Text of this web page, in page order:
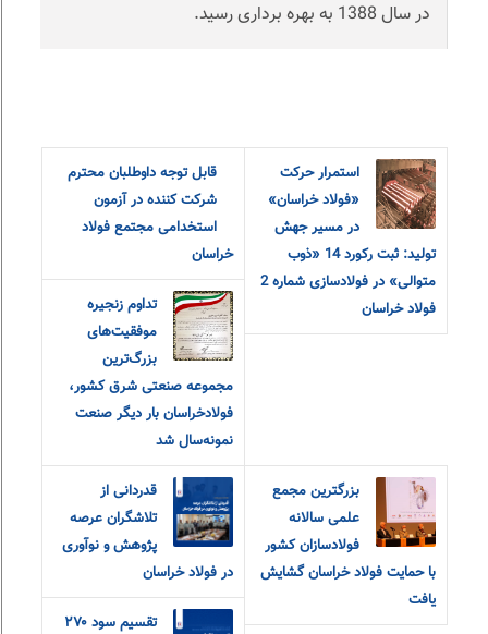
در سال 1388 به بهره برداری رسید.
استمرار حرکت
«فولاد خراسان»
در مسیر جهش
تولید: ثبت رکورد 14 «ذوب
متوالی» در فولادسازی شماره 2
فولاد خراسان
قابل توجه داوطلبان محترم
شرکت کننده در آزمون
استخدامی مجتمع فولاد
خراسان
تداوم زنجیره
موفقیت‌های
بزرگ‌ترین
مجموعه صنعتی شرق کشور،
فولادخراسان بار دیگر صنعت
نمونه‌سال شد
بزرگترین مجمع
علمی سالانه
فولادسازان کشور
با حمایت فولاد خراسان گشایش
یافت
قدردانی از
تلاشگران عرصه
پژوهش و نوآوری
در فولاد خراسان
تقسیم سود ۲۷۰